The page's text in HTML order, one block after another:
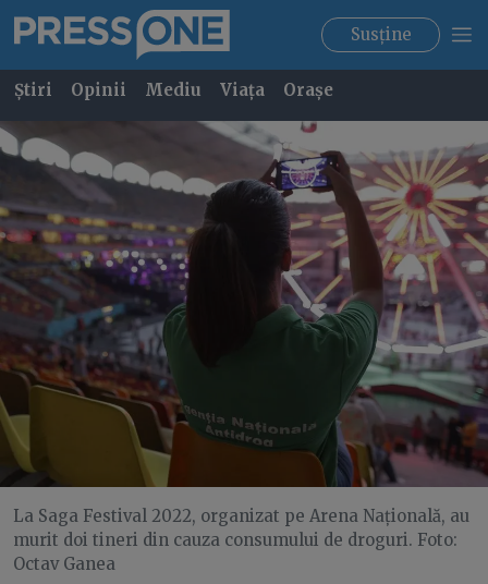
Susține
Știri Opinii Mediu Viața Orașe
La Saga Festival 2022, organizat pe Arena Națională, au
murit doi tineri din cauza consumului de droguri. Foto:
Octav Ganea